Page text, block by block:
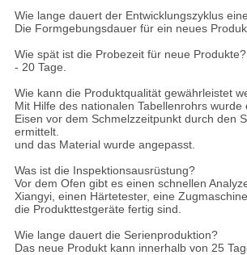
Wie lange dauert der Entwicklungszyklus
Die Formgebungsdauer für ein neues
Wie spät ist die Probezeit für neue Produkte?
- 20 Tage.
Wie kann die Produktqualität gewährleistet
Mit Hilfe des nationalen Tabellenrohrs
Eisen vor dem Schmelzzeitpunkt durch den
ermittelt.
und das Material wurde angepasst.
Was ist die Inspektionsausrüstung?
Vor dem Ofen gibt es einen schnellen
Xiangyi, einen Härtetester, eine
die Produkttestgeräte fertig sind.
Wie lange dauert die Serienproduktion?
Das neue Produkt kann innerhalb von 25